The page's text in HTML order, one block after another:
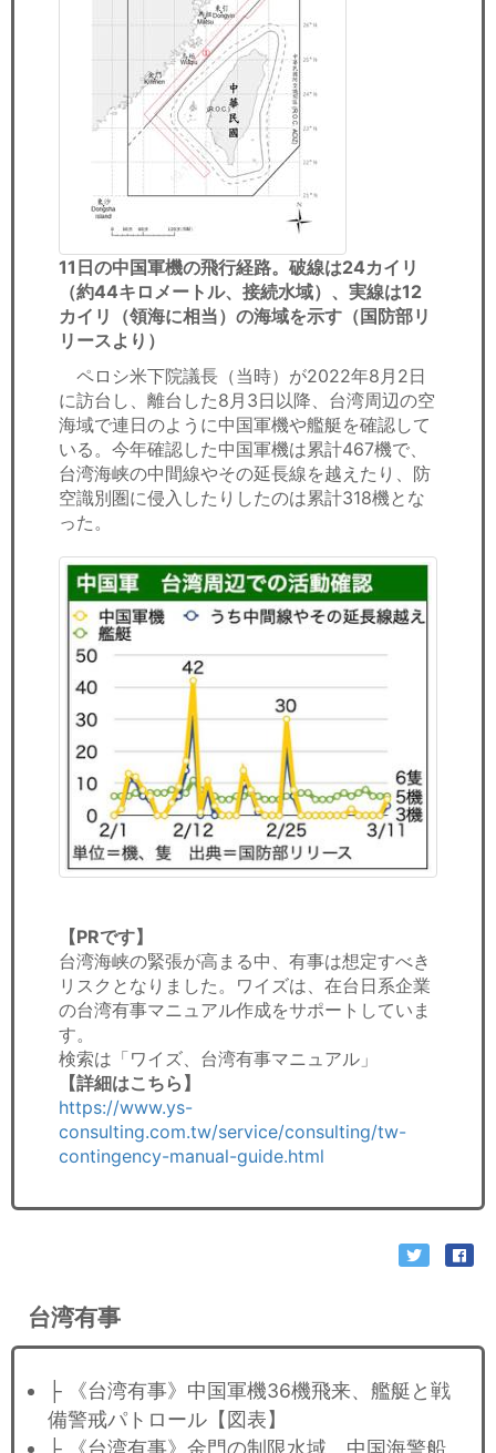
11日の中国軍機の飛行経路。破線は24カイリ
（約44キロメートル、接続水域）、実線は12
カイリ（領海に相当）の海域を示す（国防部リ
リースより）
ペロシ米下院議長（当時）が2022年8月2日
に訪台し、離台した8月3日以降、台湾周辺の空
海域で連日のように中国軍機や艦艇を確認して
いる。今年確認した中国軍機は累計467機で、
台湾海峡の中間線やその延長線を越えたり、防
空識別圏に侵入したりしたのは累計318機とな
った。
【PRです】
台湾海峡の緊張が高まる中、有事は想定すべき
リスクとなりました。ワイズは、在台日系企業
の台湾有事マニュアル作成をサポートしていま
す。
検索は「ワイズ、台湾有事マニュアル」
【詳細はこちら】
https://www.ys-
consulting.com.tw/service/consulting/tw-
contingency-manual-guide.html
台湾有事
├ 《台湾有事》中国軍機36機飛来、艦艇と戦
備警戒パトロール【図表】